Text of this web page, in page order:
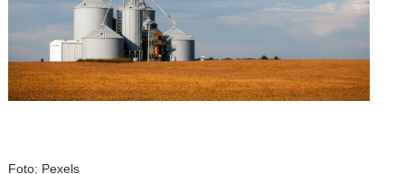
Foto: Pexels